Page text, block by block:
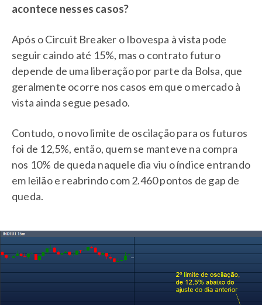
acontece nesses casos?
Após o Circuit Breaker o Ibovespa à vista pode
seguir caindo até 15%, mas o contrato futuro
depende de uma liberação por parte da Bolsa, que
geralmente ocorre nos casos em que o mercado à
vista ainda segue pesado.
Contudo, o novo limite de oscilação para os futuros
foi de 12,5%, então, quem se manteve na compra
nos 10% de queda naquele dia viu o índice entrando
em leilão e reabrindo com 2.460 pontos de gap de
queda.